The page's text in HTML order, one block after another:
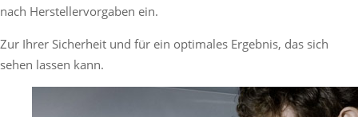
nach Herstellervorgaben ein.
Zur Ihrer Sicherheit und für ein optimales Ergebnis, das sich
sehen lassen kann.